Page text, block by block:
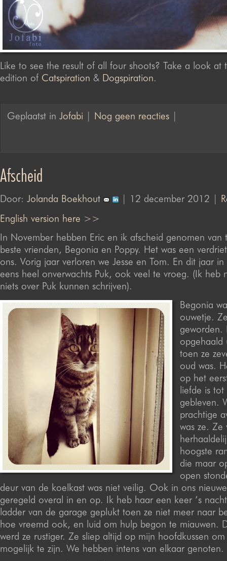
Like to see the result of all four shoots? Take a look at
edition of Catspiration & Dogspiration.
Geplaatst in Jofabi Nog geen reacties
Afscheid
Door: Jolanda Boekhout | 12 december 2012 |
English version here >>
In November hebben Eric en ik afscheid genomen van
beste vrienden, Begonia en Poppy. Het was een
ons. Vorig jaar verloren we Jesse en Tom. En dit jaar
eens heel onverwachts Puk, ook veel te vroeg. (Ik heb
niets over Puk kunnen schrijven).
Begonia
ouwetje.
geworden.
opgehaald
toen ze
oud was.
op het
liefde is
gebleven.
prachtige
was ze. Ze
hoogste
die maar
open
deur van de koelkast was niet veilig. Ook in ons
geregeld overal in en op. Ik heb haar een keer ’s
ladder van de garage geplukt toen ze niet meer naar
hoe vreemd ook, en luid om hulp begon te miauwen.
werd ze rustiger. Ze sliep altijd op mijn hoofdkussen
mogelijk te zijn. We hebben intens van elkaar genoten.